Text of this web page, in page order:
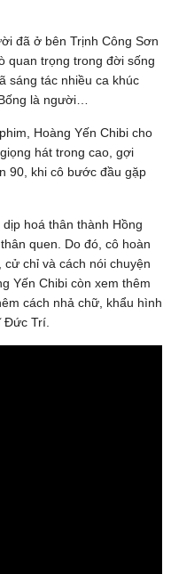
đã ở bên Trịnh Công Sơn
quan trọng trong đời sống
sáng tác nhiều ca khúc
là người…
Hoàng Yến Chibi cho
hát trong cao, gợi
90, khi cô bước đầu gặp
hoá thân thành Hồng
quen. Do đó, cô hoàn
chỉ và cách nói chuyện
Yến Chibi còn xem thêm
cách nhả chữ, khẩu hình
Đức Trí.